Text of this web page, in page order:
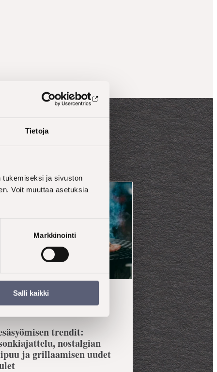
Tietoja
tukemiseksi ja sivuston
Voit muuttaa asetuksia
Markkinointi
Salli kaikki
trendit:
nostalgian
ja grillaamisen uudet